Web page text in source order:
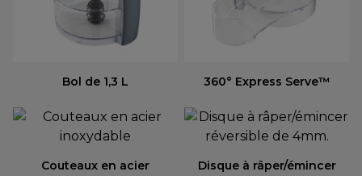
Bol de 1,3 L 360° Express Serve™
Couteaux en acier
Disque à râper/émincer